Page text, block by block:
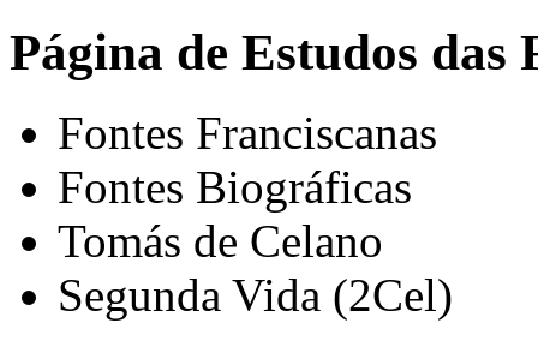
Página de Estudos das
Fontes Franciscanas
Fontes Biográficas
Tomás de Celano
Segunda Vida (2Cel)